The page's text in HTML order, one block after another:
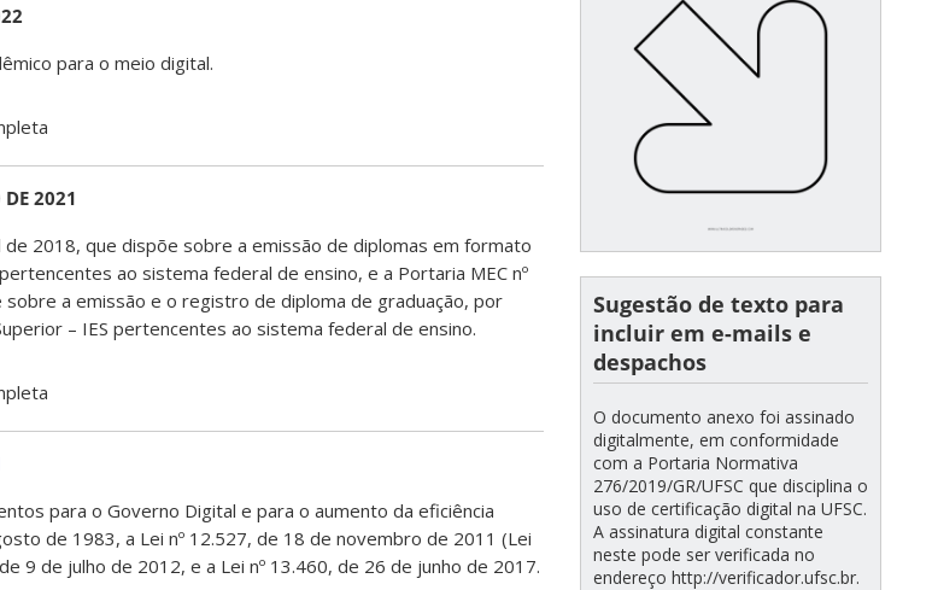
para o meio digital.
DE 2021
de 2018, que dispõe sobre a emissão de diplomas em formato
ao sistema federal de ensino, e a Portaria MEC nº
a emissão e o registro de diploma de graduação, por
– IES pertencentes ao sistema federal de ensino.
para o Governo Digital e para o aumento da eficiência
de 1983, a Lei nº 12.527, de 18 de novembro de 2011 (Lei
9 de julho de 2012, e a Lei nº 13.460, de 26 de junho de 2017.
Sugestão de texto para
incluir em e-mails e
despachos
O documento anexo foi assinado
digitalmente, em conformidade
com a Portaria Normativa
276/2019/GR/UFSC que disciplina o
uso de certificação digital na UFSC.
A assinatura digital constante
neste pode ser verificada no
endereço http://verificador.ufsc.br.